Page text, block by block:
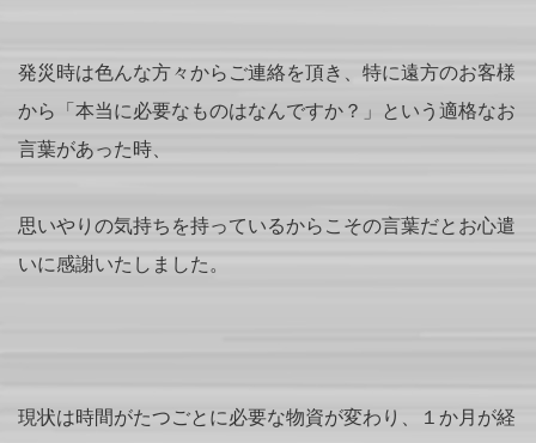
発災時は色んな方々からご連絡を頂き、特に遠方のお客様
から「本当に必要なものはなんですか？」という適格なお
言葉があった時、
思いやりの気持ちを持っているからこその言葉だとお心遣
いに感謝いたしました。
現状は時間がたつごとに必要な物資が変わり、１か月が経